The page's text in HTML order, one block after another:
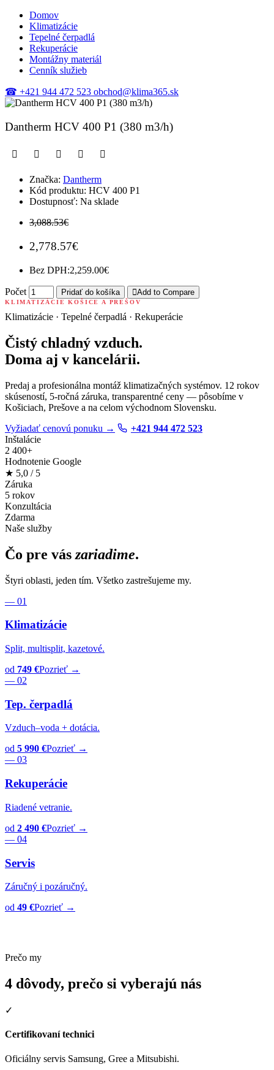
Domov
Klimatizácie
Tepelné čerpadlá
Rekuperácie
Montážny materiál
Cenník služieb
☎ +421 944 472 523 obchod@klima365.sk
Dantherm HCV 400 P1 (380 m3/h)
Značka: Dantherm
Kód produktu: HCV 400 P1
Dostupnosť: Na sklade
3,088.53€
2,778.57€
Bez DPH:2,259.00€
Počet Pridať do košíka Add to Compare
KLIMATIZÁCIE KOŠICE A PREŠOV
Klimatizácie · Tepelné čerpadlá · Rekuperácie
Čistý chladný vzduch.
Doma aj v kancelárii.
Predaj a profesionálna montáž klimatizačných systémov. 12 rokov
skúseností, 5-ročná záruka, transparentné ceny — pôsobíme v
Košiciach, Prešove a na celom východnom Slovensku.
Vyžiadať cenovú ponuku →
+421 944 472 523
Inštalácie
2 400+
Hodnotenie Google
★ 5,0 / 5
Záruka
5 rokov
Konzultácia
Zdarma
Naše služby
Čo pre vás zariadime.
Štyri oblasti, jeden tím. Všetko zastrešujeme my.
— 01
Klimatizácie
Split, multisplit, kazetové.
od 749 €Pozrieť →
— 02
Tep. čerpadlá
Vzduch–voda + dotácia.
od 5 990 €Pozrieť →
— 03
Rekuperácie
Riadené vetranie.
od 2 490 €Pozrieť →
— 04
Servis
Záručný i pozáručný.
od 49 €Pozrieť →
Prečo my
4 dôvody, prečo si vyberajú nás
✓
Certifikovaní technici
Oficiálny servis Samsung, Gree a Mitsubishi.